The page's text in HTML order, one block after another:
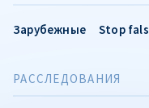
Зарубежные Stop
РАССЛЕДОВАНИЯ